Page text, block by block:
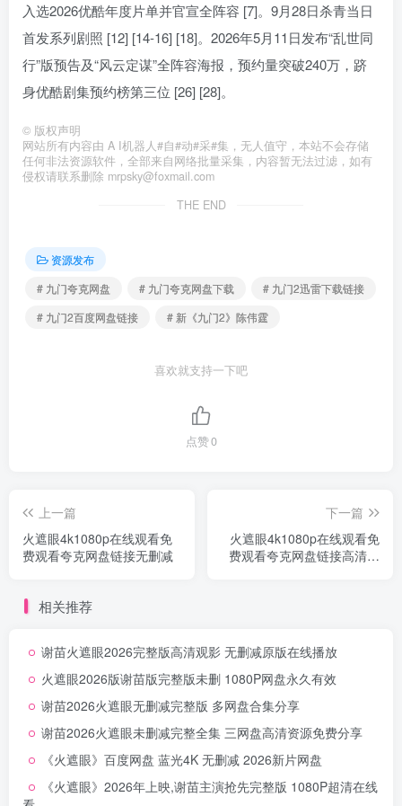
入选2026优酷年度片单并官宣全阵容 [7]。9月28日杀青当日
首发系列剧照 [12] [14-16] [18]。2026年5月11日发布“乱世同
行”版预告及“风云定谋”全阵容海报，预约量突破240万，跻
身优酷剧集预约榜第三位 [26] [28]。
© 版权声明
网站所有内容由 A I机器人#自#动#采#集，无人值守，本站不会存储
任何非法资源软件，全部来自网络批量采集，内容暂无法过滤，如有
侵权请联系删除 mrpsky@foxmail.com
THE END
资源发布
# 九门夸克网盘
# 九门夸克网盘下载
# 九门2迅雷下载链接
# 九门2百度网盘链接
# 新《九门2》陈伟霆
喜欢就支持一下吧
点赞0
上一篇
火遮眼4k1080p在线观看免
费观看夸克网盘链接无删减
下一篇
火遮眼4k1080p在线观看免
费观看夸克网盘链接高清无
相关推荐
谢苗火遮眼2026完整版高清观影 无删减原版在线播放
火遮眼2026版谢苗版完整版未删 1080P网盘永久有效
谢苗2026火遮眼无删减完整版 多网盘合集分享
谢苗2026火遮眼未删减完整全集 三网盘高清资源免费分享
《火遮眼》百度网盘 蓝光4K 无删减 2026新片网盘
《火遮眼》2026年上映,谢苗主演抢先完整版 1080P超清在线